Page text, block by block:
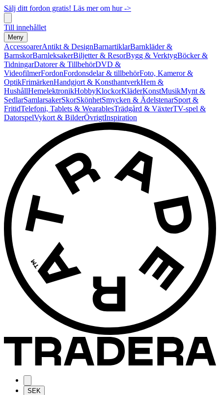
Sälj ditt fordon gratis! Läs mer om hur ->
Till innehållet
Meny
AccessoarerAntikt & DesignBarnartiklarBarnkläder &
BarnskorBarnleksakerBiljetter & ResorBygg & VerktygBöcker &
TidningarDatorer & TillbehörDVD &
VideofilmerFordonFordonsdelar & tillbehörFoto, Kameror &
OptikFrimärkenHandgjort & KonsthantverkHem &
HushållHemelektronikHobbyKlockorKläderKonstMusikMynt &
SedlarSamlarsakerSkorSkönhetSmycken & ÄdelstenarSport &
FritidTelefoni, Tablets & WearablesTrädgård & VäxterTV-spel &
DatorspelVykort & BilderÖvrigtInspiration
SEK